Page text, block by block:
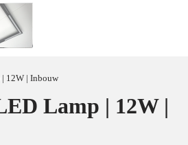
12W | Inbouw
Lamp | 12W |